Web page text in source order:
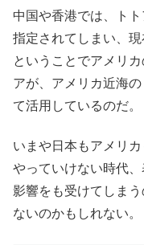
中国や香港では、ト
指定されてしまい、現
ということでアメリ
アが、アメリカ近海
て活用しているのだ。
いまや日本もアメリ
やっていけない時代
影響をも受けてしま
ないのかもしれない。